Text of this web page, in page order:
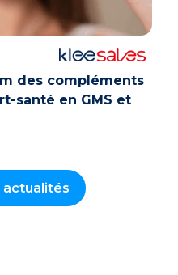
des compléments
santé en GMS et
actualités